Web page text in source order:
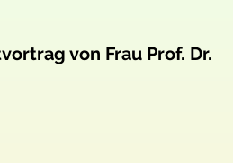
von Frau Prof. Dr.